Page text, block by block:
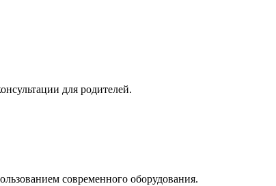
для родителей.
современного оборудования.